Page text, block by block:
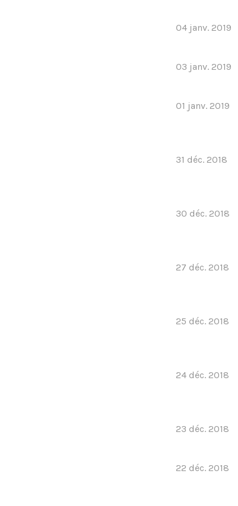
04 janv. 2019
03 janv. 2019
01 janv. 2019
31 déc. 2018
30 déc. 2018
27 déc. 2018
25 déc. 2018
24 déc. 2018
23 déc. 2018
22 déc. 2018